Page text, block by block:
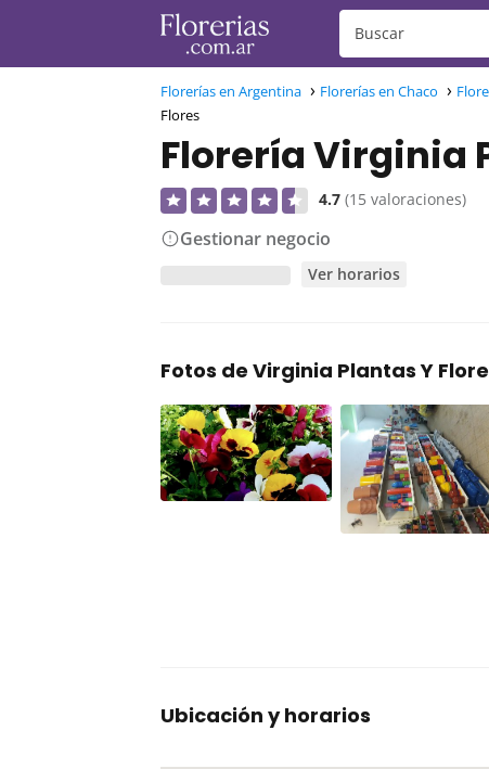
Florerías en Argentina Florerías en Chaco
Flores
Florería Virginia
4.7 (15 valoraciones)
Gestionar negocio
Ver horarios
Fotos de Virginia Plantas Y
Ubicación y horarios